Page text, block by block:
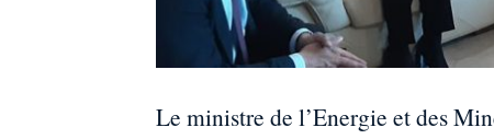
Le ministre de l’Energie et des